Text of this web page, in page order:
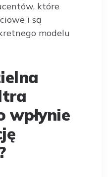
które
i są
modelu
wpłynie